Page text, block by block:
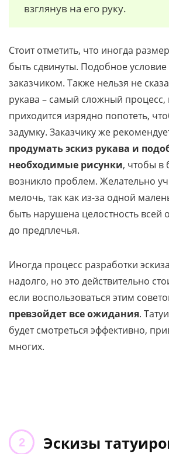
взглянув на его руку.
Стоит отметить, что иногда
быть сдвинуты. Подобное условие
заказчиком. Также нельзя не
рукава – самый сложный процесс,
приходится изрядно попотеть,
задумку. Заказчику же
продумать эскиз рукава и
необходимые рисунки, чтобы в
возникло проблем. Желательно
мелочь, так как из-за одной
быть нарушена целостность всей
до предплечья.
Иногда процесс разработки
надолго, но это действительно
если воспользоваться этим
превзойдет все ожидания.
будет смотреться эффективно,
многих.
Эскизы